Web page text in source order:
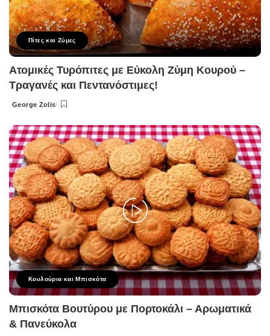
Πίτες και Ζύμες
Ατομικές Τυρόπιτες με Εύκολη Ζύμη Κουρού –
Τραγανές και Πεντανόστιμες!
Posted
George Zolis
Κουλούρια και Μπισκότα
Μπισκότα Βουτύρου με Πορτοκάλι – Αρωματικά
& Πανεύκολα